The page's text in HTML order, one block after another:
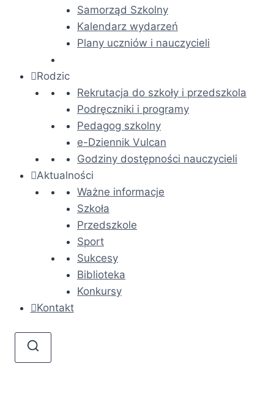
Samorząd Szkolny
Kalendarz wydarzeń
Plany uczniów i nauczycieli
Rodzic
Rekrutacja do szkoły i przedszkola
Podręczniki i programy
Pedagog szkolny
e-Dziennik Vulcan
Godziny dostępności nauczycieli
Aktualności
Ważne informacje
Szkoła
Przedszkole
Sport
Sukcesy
Biblioteka
Konkursy
Kontakt